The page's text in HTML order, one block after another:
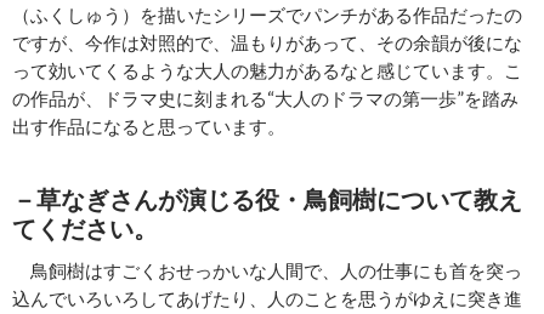
（ふくしゅう）を描いたシリーズでパンチがある作品だったの
ですが、今作は対照的で、温もりがあって、その余韻が後にな
って効いてくるような大人の魅力があるなと感じています。こ
の作品が、ドラマ史に刻まれる“大人のドラマの第一歩”を踏み
出す作品になると思っています。
－草なぎさんが演じる役・鳥飼樹について教え
てください。
鳥飼樹はすごくおせっかいな人間で、人の仕事にも首を突っ
込んでいろいろしてあげたり、人のことを思うがゆえに突き進